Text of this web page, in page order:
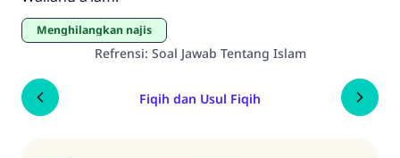
Menghilangkan najis
Refrensi: Soal Jawab Tentang Islam
Fiqih dan Usul Fiqih